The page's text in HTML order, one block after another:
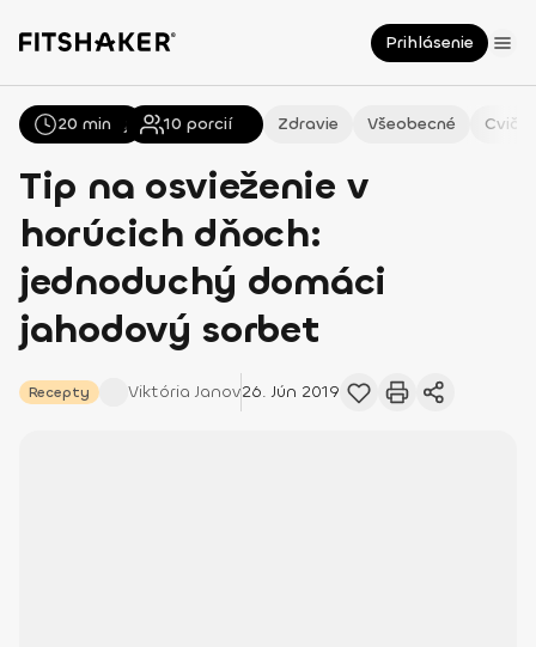
Prihlásenie
Všetky Recepty Zdravie Všeobecné
Tip na osvieženie v
horúcich dňoch:
jednoduchý domáci
jahodový sorbet
Recepty Viktória Janov26. Jún 2019
20 min 10 porcií